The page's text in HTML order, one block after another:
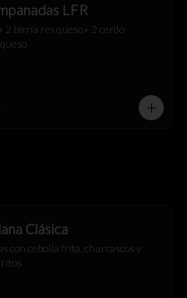
LFR
2 birria res queso+ 2 cerdo
Clásica
con cebolla frita, churrascos y